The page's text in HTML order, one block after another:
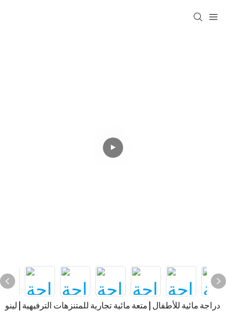
دراجة مائية للأطفال | متعة مائية تجارية للمتنزهات الترفيهية | لينو